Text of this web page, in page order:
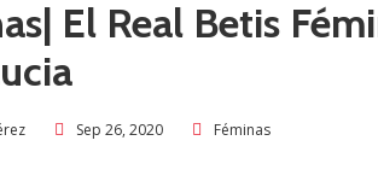
El Real Betis
Sep 26, 2020 Féminas